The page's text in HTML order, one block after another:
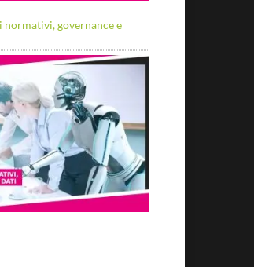
normativi, governance e